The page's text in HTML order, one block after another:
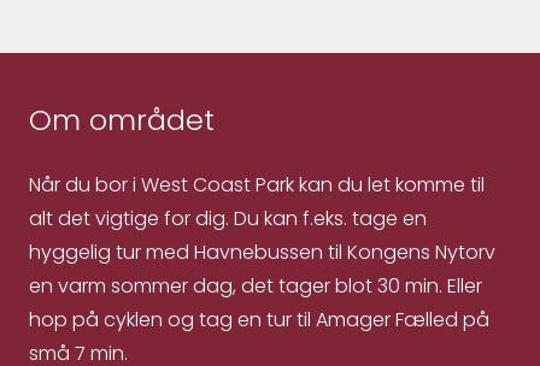
Om området
Når du bor i West Coast Park kan du let komme til
alt det vigtige for dig. Du kan f.eks. tage en
hyggelig tur med Havnebussen til Kongens Nytorv
en varm sommer dag, det tager blot 30 min. Eller
hop på cyklen og tag en tur til Amager Fælled på
små 7 min.